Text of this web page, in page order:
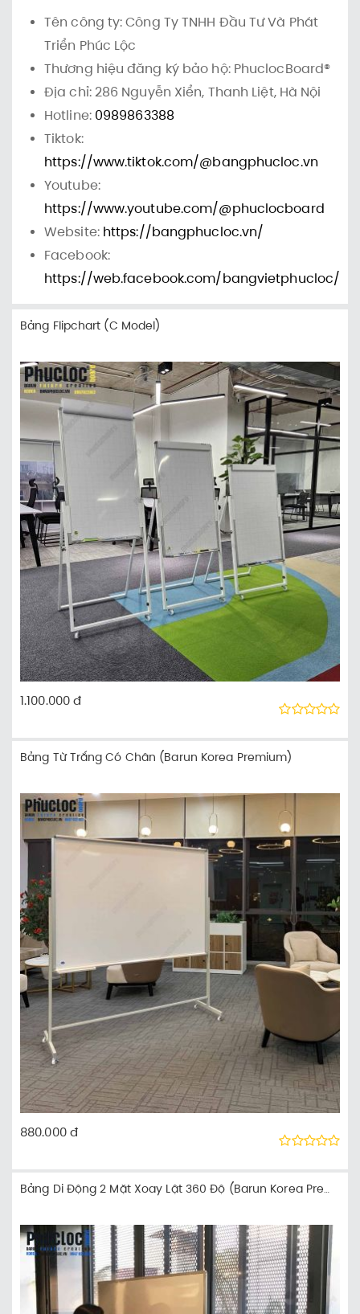
Tên công ty: Công Ty TNHH Đầu Tư Và Phát
Triển Phúc Lộc
Thương hiệu đăng ký bảo hộ: PhuclocBoard®
Địa chỉ: 286 Nguyễn Xiển, Thanh Liệt, Hà Nội
Hotline: 0989863388
Tiktok:
https://www.tiktok.com/@bangphucloc.vn
Youtube:
https://www.youtube.com/@phuclocboard
Website: https://bangphucloc.vn/
Facebook:
https://web.facebook.com/bangvietphucloc/
Bảng Flipchart (C Model)
1.100.000 đ
Bảng Từ Trắng Có Chân (Barun Korea Premium)
880.000 đ
Bảng Di Động 2 Mặt Xoay Lật 360 Độ (Barun Korea Premium)